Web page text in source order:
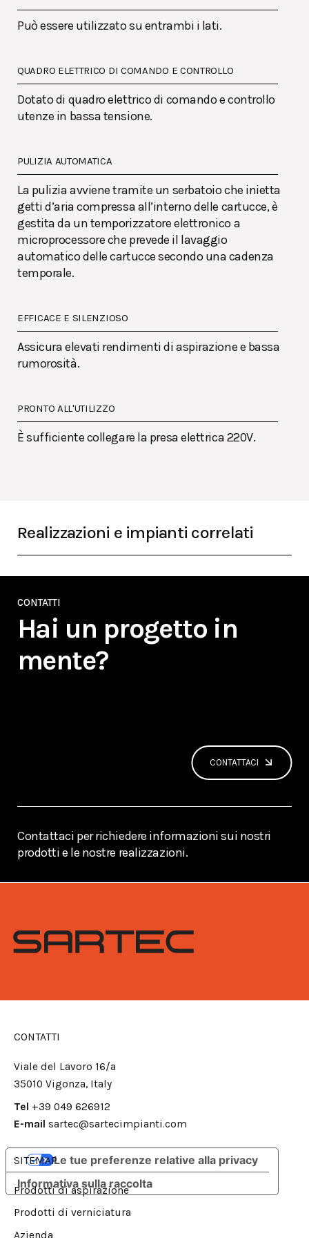
Può essere utilizzato su entrambi i lati.
QUADRO ELETTRICO DI COMANDO E CONTROLLO
Dotato di quadro elettrico di comando e controllo
utenze in bassa tensione.
PULIZIA AUTOMATICA
La pulizia avviene tramite un serbatoio che inietta
getti d’aria compressa all’interno delle cartucce, è
gestita da un temporizzatore elettronico a
microprocessore che prevede il lavaggio
automatico delle cartucce secondo una cadenza
temporale.
EFFICACE E SILENZIOSO
Assicura elevati rendimenti di aspirazione e bassa
rumorosità.
PRONTO ALL'UTILIZZO
È sufficiente collegare la presa elettrica 220V.
Realizzazioni e impianti correlati
CONTATTI
Hai un progetto in
mente?
CONTATTACI
Contattaci per richiedere informazioni sui nostri
prodotti e le nostre realizzazioni.
CONTATTI
Viale del Lavoro 16/a
35010 Vigonza, Italy
Tel +39 049 626912
E-mail sartec@sartecimpianti.com
SITEMAP
Prodotti di aspirazione
Prodotti di verniciatura
Azienda
Informativa sulla raccolta
Le tue preferenze relative alla privacy